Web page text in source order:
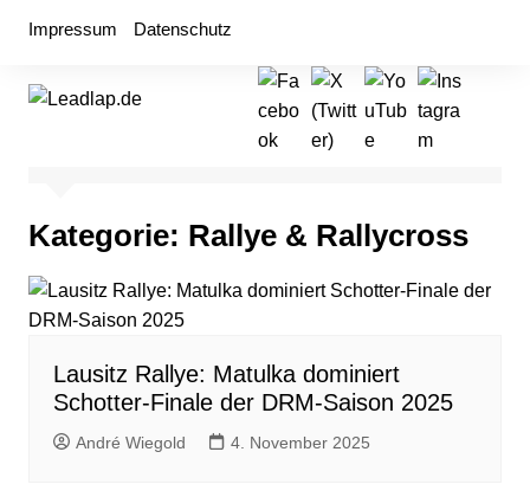
Impressum Datenschutz
Kategorie: Rallye & Rallycross
Lausitz Rallye: Matulka dominiert
Schotter-Finale der DRM-Saison 2025
André Wiegold 4. November 2025